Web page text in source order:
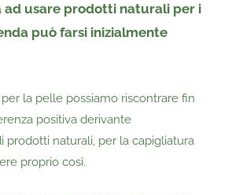
ad usare prodotti naturali per i
può farsi inizialmente
la pelle possiamo riscontrare fin
positiva derivante
prodotti naturali, per la capigliatura
proprio così.